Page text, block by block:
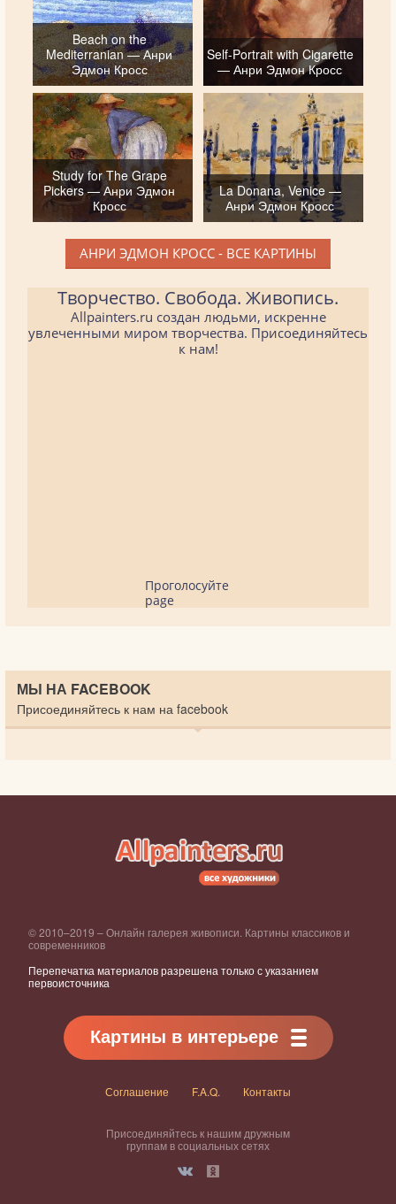
Beach on the
Mediterranian — Анри
Эдмон Кросс
Self-Portrait with Cigarette
— Анри Эдмон Кросс
Study for The Grape
Pickers — Анри Эдмон
Кросс
La Donana, Venice —
Анри Эдмон Кросс
АНРИ ЭДМОН КРОСС - ВСЕ КАРТИНЫ
Творчество. Свобода. Живопись.
Allpainters.ru создан людьми, искренне
увлеченными миром творчества. Присоединяйтесь
к нам!
Проголосуйте
page
МЫ НА FACEBOOK
Присоединяйтесь к нам на facebook
© 2010–2019 – Онлайн галерея живописи. Картины классиков и
современников
Перепечатка материалов разрешена только с указанием
первоисточника
Картины в интерьере
Соглашение F.A.Q. Контакты
Присоединяйтесь к нашим дружным
группам в социальных сетях